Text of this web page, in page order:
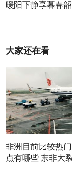
暖阳下静享暮春
大家还在看
非洲目前比较热
点有哪些 东非大